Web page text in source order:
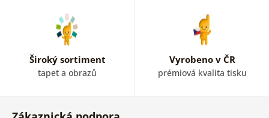
Široký sortiment
tapet a obrazů
Vyrobeno v ČR
prémiová kvalita tisku